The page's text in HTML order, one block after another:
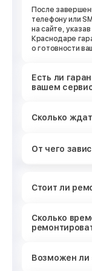
После
телефону или
на сайте,
Краснодаре
о готовности
Есть ли
вашем
Сколько
От чего
Стоит ли
Сколько
Возможен ли